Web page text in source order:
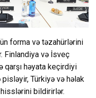
forma və təzahürlərini
Finlandiya və İsveç
qarşı həyata keçirdiyi
pisləyir, Türkiyə və həlak
bildirirlər.